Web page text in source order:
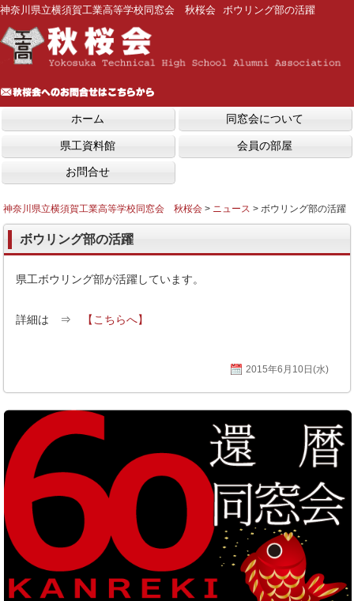
神奈川県立横須賀工業高等学校同窓会 秋桜会 ボウリング部の活躍
ホーム 同窓会について
県工資料館 会員の部屋
お問合せ
神奈川県立横須賀工業高等学校同窓会 秋桜会 > ニュース > ボウリング部の活躍
ボウリング部の活躍
県工ボウリング部が活躍しています。
詳細は ⇒ 【こちらへ】
2015年6月10日(水)